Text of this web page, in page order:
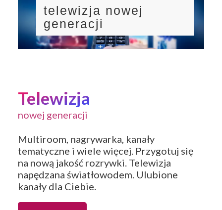
telewizja nowej
generacji
Telewizja
nowej generacji
Multiroom, nagrywarka, kanały
tematyczne i wiele więcej. Przygotuj się
na nową jakość rozrywki. Telewizja
napędzana światłowodem. Ulubione
kanały dla Ciebie.